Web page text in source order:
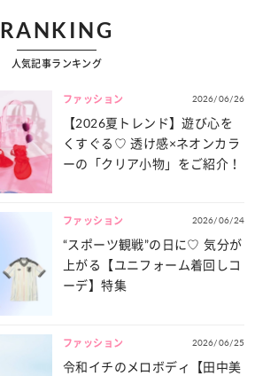
RANKING
人気記事ランキング
ファッション 2026/06/26
【2026夏トレンド】遊び心を
くすぐる♡ 透け感×ネオンカラ
ーの「クリア小物」をご紹介！
ファッション 2026/06/24
“スポーツ観戦”の日に♡ 気分が
上がる【ユニフォーム着回しコ
ーデ】特集
ファッション 2026/06/25
令和イチのメロボディ【田中美